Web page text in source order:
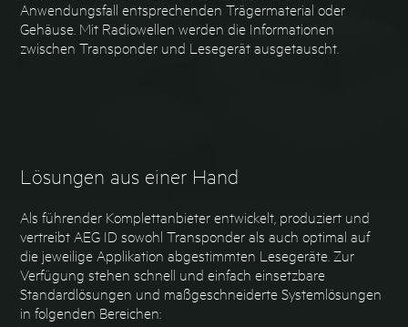
Anwendungsfall entsprechenden Trägermaterial oder
Gehäuse. Mit Radiowellen werden die Informationen
zwischen Transponder und Lesegerät ausgetauscht.
Lösungen aus einer Hand
Als führender Komplettanbieter entwickelt, produziert und
vertreibt AEG ID sowohl Transponder als auch optimal auf
die jeweilige Applikation abgestimmten Lesegeräte. Zur
Verfügung stehen schnell und einfach einsetzbare
Standardlösungen und maßgeschneiderte Systemlösungen
in folgenden Bereichen: